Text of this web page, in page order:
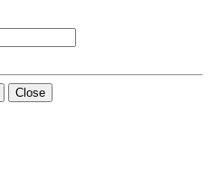
Close